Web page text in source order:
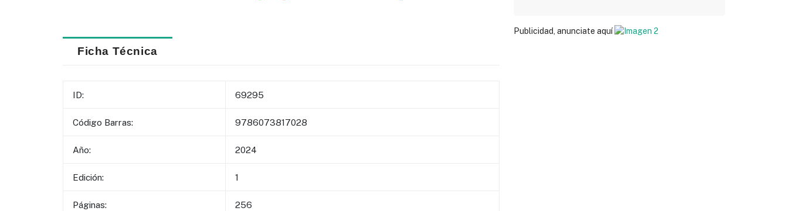
Ficha Técnica
ID: 69295
Código Barras: 9786073817028
Año: 2024
Edición: 1
Páginas: 256
Publicidad, anunciate aquí